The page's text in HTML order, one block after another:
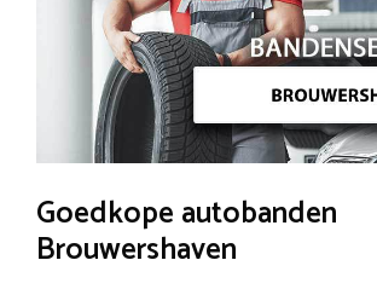
Goedkope autobanden
Brouwershaven